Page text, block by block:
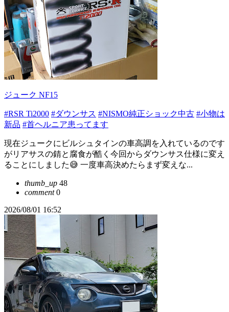
ジューク NF15
#RSR Ti2000 #ダウンサス #NISMO純正ショック中古 #小物は
新品 #首ヘルニア患ってます
現在ジュークにビルシュタインの車高調を入れているのです
がリアサスの錆と腐食が酷く今回からダウンサス仕様に変え
ることにしました😅 一度車高決めたらまず変えな...
thumb_up 48
comment0
2026/08/01 16:52